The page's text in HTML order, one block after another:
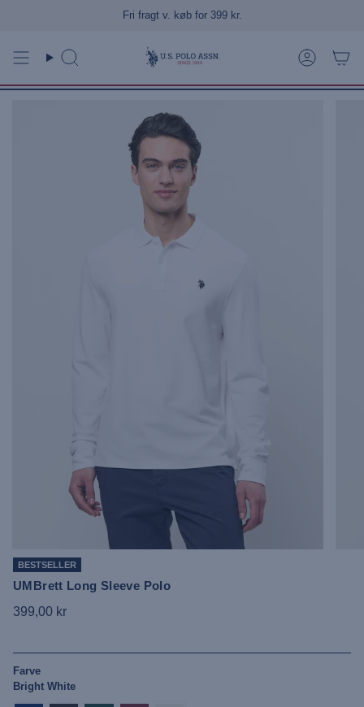
Fri fragt v. køb for 399 kr.
Søg Konto
BESTSELLER
UMBrett Long Sleeve Polo
399,00 kr
Farve
Bright White